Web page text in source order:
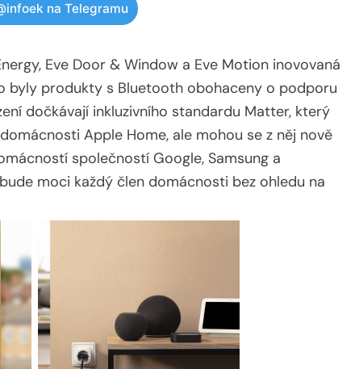
na Telegramu
Eve Door & Window a Eve Motion inovovaná
byly produkty s Bluetooth obohaceny o podporu
dočkávají inkluzivního standardu Matter, který
Apple Home, ale mohou se z něj nově
společností Google, Samsung a
moci každý člen domácnosti bez ohledu na